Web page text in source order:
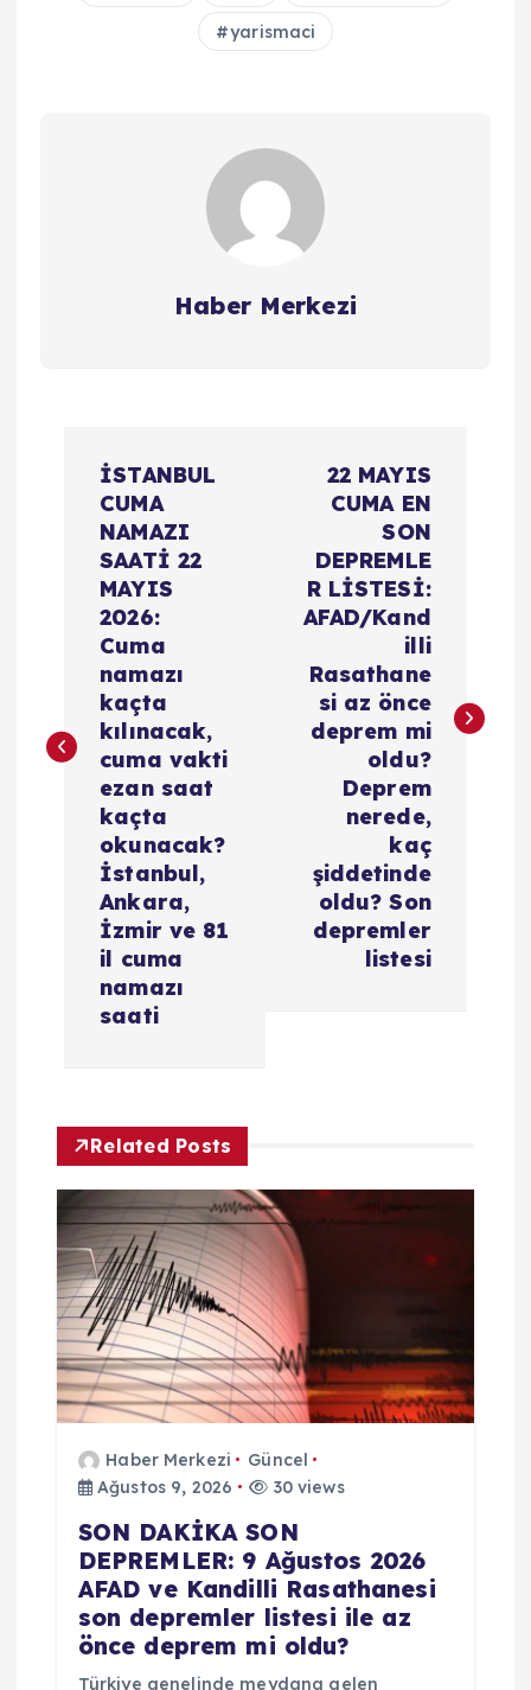
yarismaci
Haber Merkezi
e
İSTANBUL
CUMA
NAMAZI
SAATİ 22
MAYIS
2026:
Cuma
namazı
kaçta
kılınacak,
cuma vakti
ezan saat
kaçta
okunacak?
İstanbul,
Ankara,
İzmir ve 81
il cuma
namazı
saati
22 MAYIS
CUMA EN
SON
DEPREMLE
R LİSTESİ:
AFAD/Kand
illi
Rasathane
si az önce
deprem mi
oldu?
Deprem
nerede,
kaç
şiddetinde
oldu? Son
depremler
listesi
Related Posts
Haber Merkezi
Güncel
Ağustos 9, 2026
30 views
SON DAKİKA SON
DEPREMLER: 9 Ağustos 2026
AFAD ve Kandilli Rasathanesi
son depremler listesi ile az
önce deprem mi oldu?
Türkiye genelinde meydana gelen